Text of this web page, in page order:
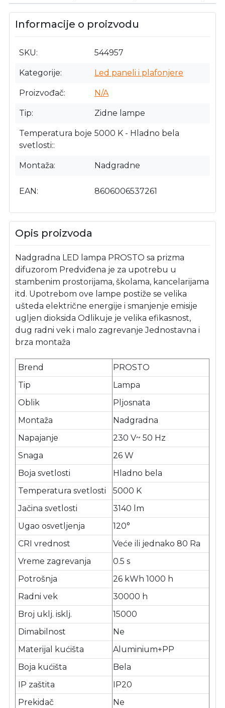
Informacije o proizvodu
SKU 544957
Kategorije Led paneli i plafonjere
Proizvođač N/A
Tip Zidne lampe
Temperatura boje
svetlosti:
5000 K - Hladno bela
Montaža Nadgradne
EAN 8606006537261
Opis proizvoda
Nadgradna LED lampa PROSTO sa prizma
difuzorom Predviđena je za upotrebu u
stambenim prostorijama, školama, kancelarijama
itd. Upotrebom ove lampe postiže se velika
ušteda električne energije i smanjenje emisije
ugljen dioksida Odlikuje je velika efikasnost,
dug radni vek i malo zagrevanje Jednostavna i
brza montaža
Brend
PROSTO
Tip
Lampa
Oblik
Pljosnata
Montaža
Nadgradna
Napajanje
230 V~ 50 Hz
Snaga
26 W
Boja svetlosti
Hladno bela
Temperatura svetlosti
5000 K
Jačina svetlosti
3140 lm
Ugao osvetljenja
120°
CRI vrednost
Veće ili jednako 80 Ra
Vreme zagrevanja
0.5 s
Potrošnja
26 kWh 1000 h
Radni vek
30000 h
Broj uklj. isklj.
15000
Dimabilnost
Ne
Materijal kućišta
Aluminium+PP
Boja kućišta
Bela
IP zaštita
IP20
Prekidač
Ne